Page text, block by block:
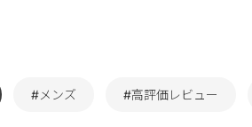
#メンズ #高評価レビュー